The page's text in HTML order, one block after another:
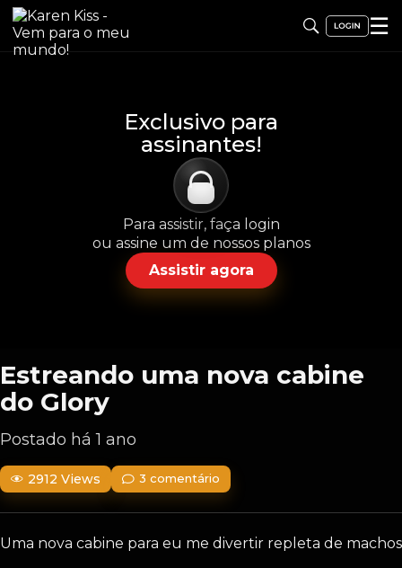
☰
Exclusivo para
assinantes!
Para assistir, faça login
ou assine um de nossos planos
Assistir agora
Estreando uma nova cabine
do Glory
Postado há 1 ano
2912 Views 3 comentário
Uma nova cabine para eu me divertir repleta de machos